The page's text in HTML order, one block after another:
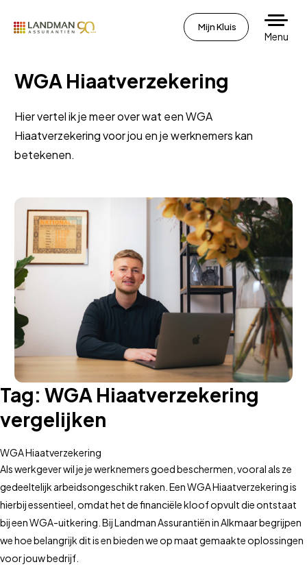
Mijn Kluis
Menu
WGA Hiaatverzekering
Hier vertel ik je meer over wat een WGA
Hiaatverzekering voor jou en je werknemers kan
betekenen.
Tag: WGA Hiaatverzekering
vergelijken
WGA Hiaatverzekering
Als werkgever wil je je werknemers goed beschermen, vooral als ze
gedeeltelijk arbeidsongeschikt raken. Een WGA Hiaatverzekering is
hierbij essentieel, omdat het de financiële kloof opvult die ontstaat
bij een WGA-uitkering. Bij Landman Assurantiën in Alkmaar begrijpen
we hoe belangrijk dit is en bieden we op maat gemaakte oplossingen
voor jouw bedrijf.